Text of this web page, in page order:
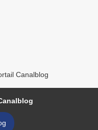
Canalblog